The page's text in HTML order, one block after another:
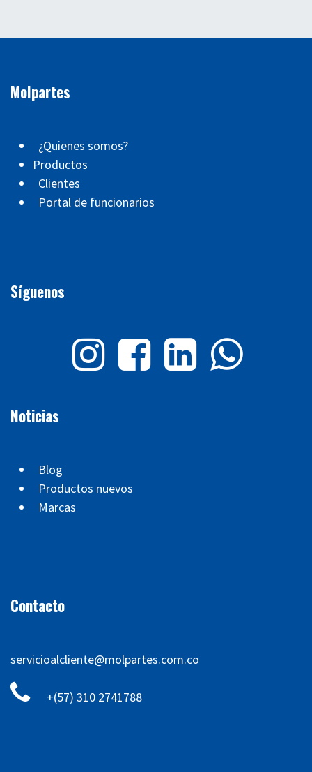
Molpartes
¿Quienes somos?
Productos
Clientes
Portal de funcionarios
Síguenos
Noticias
Blog
Productos nuevos
Marcas
Contacto
servicioalcliente@molpartes.com.co
+(57) 310 2741788